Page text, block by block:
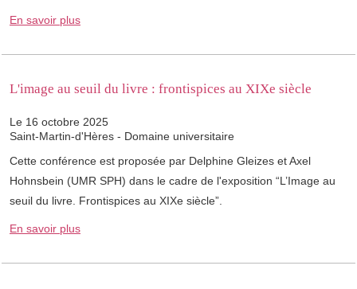
En savoir plus
L'image au seuil du livre : frontispices au XIXe siècle
Le 16 octobre 2025
Saint-Martin-d'Hères - Domaine universitaire
Cette conférence est proposée par Delphine Gleizes et Axel
Hohnsbein (UMR SPH) dans le cadre de l'exposition “L’Image au
seuil du livre. Frontispices au XIXe siècle”.
En savoir plus